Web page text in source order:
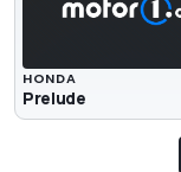
HONDA
Prelude